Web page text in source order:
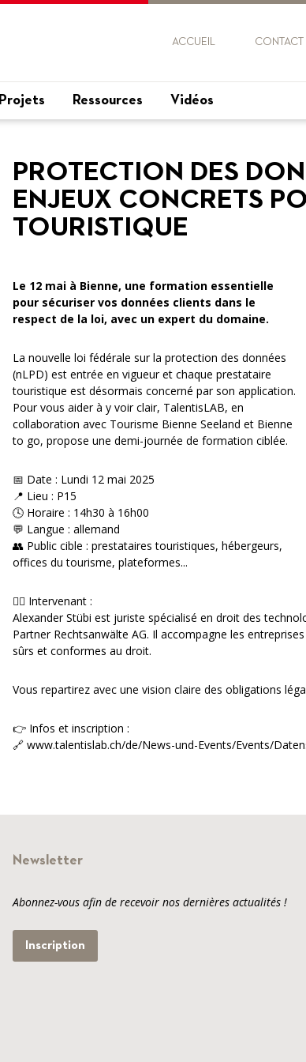
ACCUEIL CONTACT
Projets Ressources Vidéos
PROTECTION DES
ENJEUX CONCRETS
TOURISTIQUE
Le 12 mai à Bienne, une formation essentielle
pour sécuriser vos données clients dans le
respect de la loi, avec un expert du domaine.
La nouvelle loi fédérale sur la protection des données
(nLPD) est entrée en vigueur et chaque prestataire
touristique est désormais concerné par son application.
Pour vous aider à y voir clair, TalentisLAB, en
collaboration avec Tourisme Bienne Seeland et Bienne
to go, propose une demi-journée de formation ciblée.
📅 Date : Lundi 12 mai 2025
📍 Lieu : P15
🕓 Horaire : 14h30 à 16h00
💬 Langue : allemand
👥 Public cible : prestataires touristiques, hébergeurs,
offices du tourisme, plateformes...
👨‍⚖️ Intervenant :
Alexander Stübi est juriste spécialisé en droit des
Partner Rechtsanwälte AG. Il accompagne les
sûrs et conformes au droit.
Vous repartirez avec une vision claire des obligations
👉 Infos et inscription :
🔗 www.talentislab.ch/de/News-und-Events/Events/
Newsletter
Abonnez-vous afin de recevoir nos dernières actualités !
Inscription